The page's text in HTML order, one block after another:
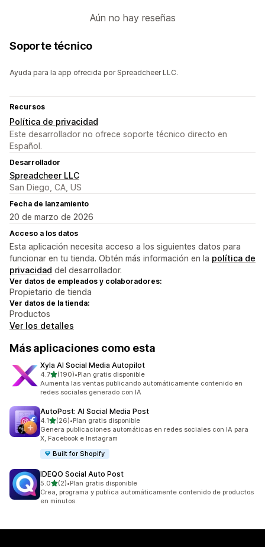
Aún no hay reseñas
Soporte técnico
Ayuda para la app ofrecida por Spreadcheer LLC.
Recursos
Política de privacidad
Este desarrollador no ofrece soporte técnico directo en
Español.
Desarrollador
Spreadcheer LLC
San Diego, CA, US
Fecha de lanzamiento
20 de marzo de 2026
Acceso a los datos
Esta aplicación necesita acceso a los siguientes datos para
funcionar en tu tienda. Obtén más información en la política de
privacidad del desarrollador.
Ver datos de empleados y colaboradores:
Propietario de tienda
Ver datos de la tienda:
Productos
Ver los detalles
Más aplicaciones como esta
Xyla AI Social Media Autopilot
4.7de 5 estrellas
(190)
190 reseñas en total
•Plan gratis disponible
Aumenta las ventas publicando automáticamente contenido en
redes sociales generado con IA
AutoPost: AI Social Media Post
4.1de 5 estrellas
(26)
26 reseñas en total
•Plan gratis disponible
Genera publicaciones automáticas en redes sociales con IA para
X, Facebook e Instagram
Built for Shopify
IDEQO Social Auto Post
5.0de 5 estrellas
(2)
2 reseñas en total
•Plan gratis disponible
Crea, programa y publica automáticamente contenido de productos
en minutos.